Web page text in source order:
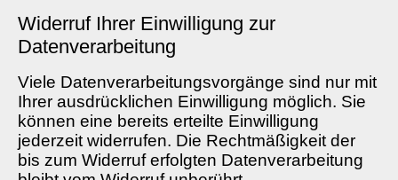
Widerruf Ihrer Einwilligung zur
Datenverarbeitung
Viele Datenverarbeitungsvorgänge sind nur mit
Ihrer ausdrücklichen Einwilligung möglich. Sie
können eine bereits erteilte Einwilligung
jederzeit widerrufen. Die Rechtmäßigkeit der
bis zum Widerruf erfolgten Datenverarbeitung